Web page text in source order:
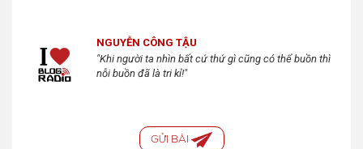
NGUYỄN CÔNG TẬU
"Khi người ta nhìn bất cứ thứ gì cũng có thể buồn thì
nỗi buồn đã là tri kỉ!"
GỬI BÀI